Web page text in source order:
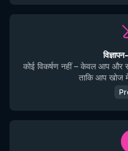
कोई विकर्षण नहीं – केवल आप और
ताकि आप खोज